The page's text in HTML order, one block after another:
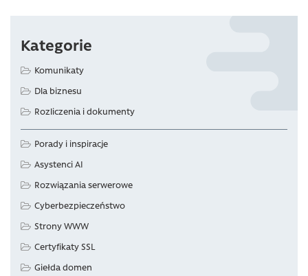
Kategorie
Komunikaty
Dla biznesu
Rozliczenia i dokumenty
Porady i inspiracje
Asystenci AI
Rozwiązania serwerowe
Cyberbezpieczeństwo
Strony WWW
Certyfikaty SSL
Giełda domen